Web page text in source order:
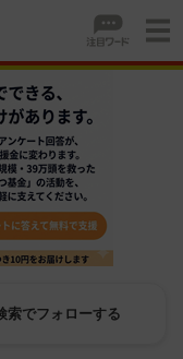
索でフォローする